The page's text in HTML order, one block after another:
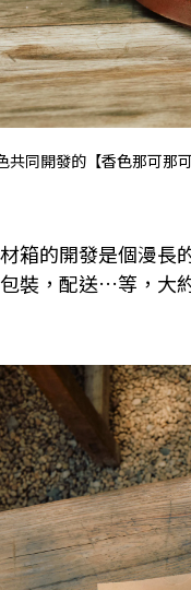
共同開發的【香色那可那
箱的開發是個漫長
裝，配送…等，大